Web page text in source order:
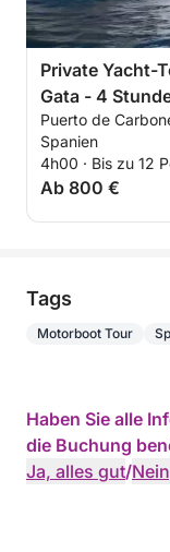
Private Yacht-
Gata - 4
Puerto de
Spanien
4h00 · Bis zu 12
Ab 800 €
Tags
Motorboot Tour
Haben Sie alle
die Buchung
Ja, alles gut/